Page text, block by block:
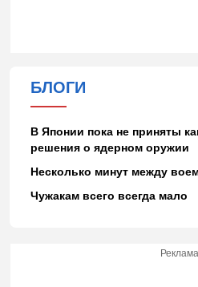
БЛОГИ
В Японии пока не приняты
решения о ядерном оружии
Несколько минут между
Чужакам всего всегда мало
Реклама